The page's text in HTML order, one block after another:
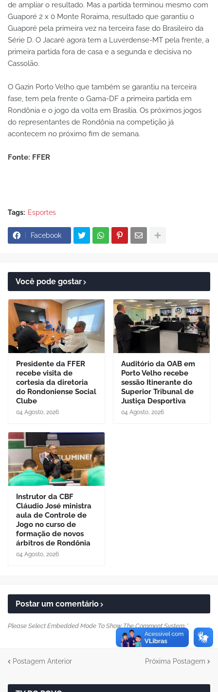
de ampliar o resultado. Mas a partida terminou mesmo com
Guaporé 2 x 0 Monte Roraima, resultado que garantiu o
Guaporé pela primeira vez na terceira fase do Brasileiro da
Série D. O Jacaré agora tem a Luverdense-MT pela frente, a
primeira partida fora de casa e a segunda e decisiva no
Cassolão.
O Gazin Porto Velho que também se garantiu na terceira
fase, tem pela frente o Gama-DF a primeira partida em
Rondônia e o jogo da volta em Brasília. Os próximos jogos
do representantes de Rondônia na competição já
acontecem no próximo fim de semana.
Fonte: FFER
Tags: Esportes
Facebook
Você pode gostar
Presidente da FFER
recebe visita de
cortesia da diretoria
do Rondoniense Social
Clube
04 Agosto, 2026
Auditório da OAB em
Porto Velho recebe
sessão Itinerante do
Superior Tribunal de
Justiça Desportiva
04 Agosto, 2026
Instrutor da CBF
Cláudio José ministra
aula de Controle de
Jogo no curso de
formação de novos
árbitros de Rondônia
04 Agosto, 2026
Postar um comentário
Please Select Embedded Mode To Show The Comment System. *
Postagem Anterior Próxima Postagem